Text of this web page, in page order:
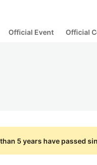
Official Event Official
5 years have passed